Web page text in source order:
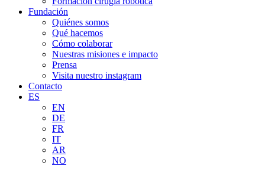
Fundación
Quiénes somos
Qué hacemos
Cómo colaborar
Nuestras misiones e impacto
Prensa
Visita nuestro instagram
Contacto
ES
EN
DE
FR
IT
AR
NO